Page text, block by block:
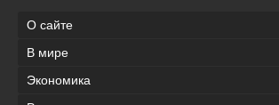
О сайте
В мире
Экономика